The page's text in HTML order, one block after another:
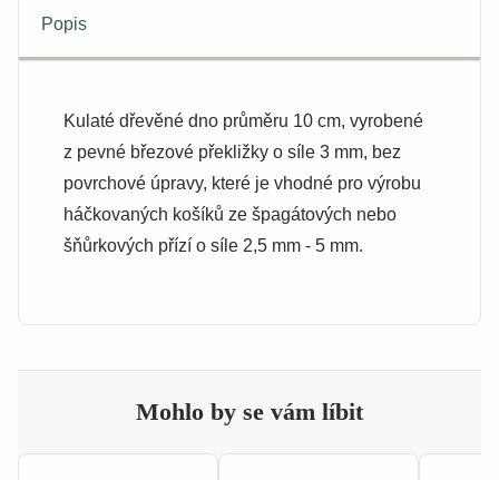
Popis
Kulaté dřevěné dno průměru 10 cm, vyrobené
z pevné březové překližky o síle 3 mm, bez
povrchové úpravy, které je vhodné pro výrobu
háčkovaných košíků ze špagátových nebo
šňůrkových přízí o síle 2,5 mm - 5 mm.
Mohlo by se vám líbit